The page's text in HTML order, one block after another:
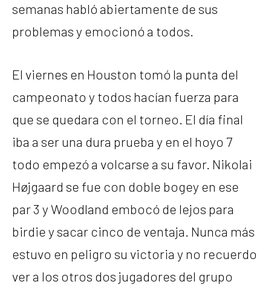
semanas habló abiertamente de sus
problemas y emocionó a todos.
El viernes en Houston tomó la punta del
campeonato y todos hacían fuerza para
que se quedara con el torneo. El día final
iba a ser una dura prueba y en el hoyo 7
todo empezó a volcarse a su favor. Nikolai
Højgaard se fue con doble bogey en ese
par 3 y Woodland embocó de lejos para
birdie y sacar cinco de ventaja. Nunca más
estuvo en peligro su victoria y no recuerdo
ver a los otros dos jugadores del grupo